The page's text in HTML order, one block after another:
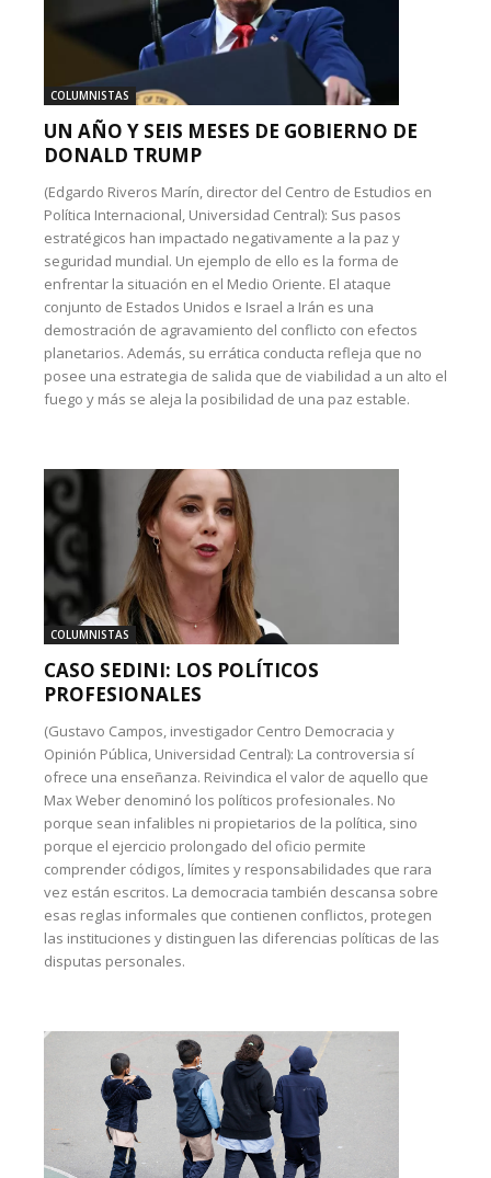
COLUMNISTAS
UN AÑO Y SEIS MESES DE GOBIERNO DE
DONALD TRUMP
(Edgardo Riveros Marín, director del Centro de Estudios en
Política Internacional, Universidad Central): Sus pasos
estratégicos han impactado negativamente a la paz y
seguridad mundial. Un ejemplo de ello es la forma de
enfrentar la situación en el Medio Oriente. El ataque
conjunto de Estados Unidos e Israel a Irán es una
demostración de agravamiento del conflicto con efectos
planetarios. Además, su errática conducta refleja que no
posee una estrategia de salida que de viabilidad a un alto el
fuego y más se aleja la posibilidad de una paz estable.
COLUMNISTAS
CASO SEDINI: LOS POLÍTICOS
PROFESIONALES
(Gustavo Campos, investigador Centro Democracia y
Opinión Pública, Universidad Central): La controversia sí
ofrece una enseñanza. Reivindica el valor de aquello que
Max Weber denominó los políticos profesionales. No
porque sean infalibles ni propietarios de la política, sino
porque el ejercicio prolongado del oficio permite
comprender códigos, límites y responsabilidades que rara
vez están escritos. La democracia también descansa sobre
esas reglas informales que contienen conflictos, protegen
las instituciones y distinguen las diferencias políticas de las
disputas personales.